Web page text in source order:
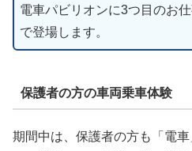
電車パビリオンに3つ目のお
で登場します。
保護者の方の車両乗車体験
期間中は、保護者の方も「電車